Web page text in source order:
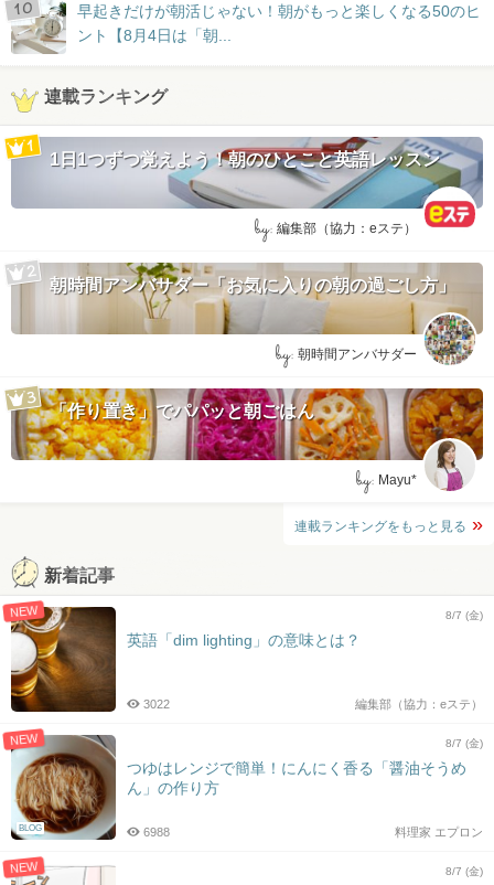
早起きだけが朝活じゃない！朝がもっと楽しくなる50のヒ
ント【8月4日は「朝...
連載ランキング
1日1つずつ覚えよう！朝のひとこと英語レッスン
by: 編集部（協力：eステ）
朝時間アンバサダー「お気に入りの朝の過ごし方」
by: 朝時間アンバサダー
「作り置き」でパパッと朝ごはん
by: Mayu*
連載ランキングをもっと見る
新着記事
NEW 8/7 (金)
英語「dim lighting」の意味とは？
編集部（協力：eステ）
3022
NEW
BLOG
8/7 (金)
つゆはレンジで簡単！にんにく香る「醤油そうめ
ん」の作り方
料理家 エプロン
6988
NEW 8/7 (金)